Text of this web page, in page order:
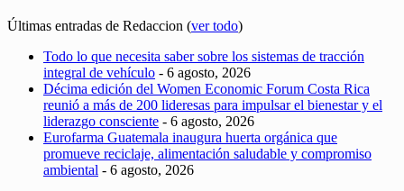
Últimas entradas de Redaccion (ver todo)
Todo lo que necesita saber sobre los sistemas de tracción
integral de vehículo - 6 agosto, 2026
Décima edición del Women Economic Forum Costa Rica
reunió a más de 200 lideresas para impulsar el bienestar y el
liderazgo consciente - 6 agosto, 2026
Eurofarma Guatemala inaugura huerta orgánica que
promueve reciclaje, alimentación saludable y compromiso
ambiental - 6 agosto, 2026